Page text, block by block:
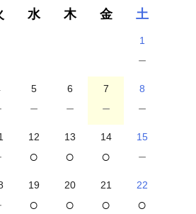
水 木 金 土
1
－
5
－
6
－
7
－
8
－
12
○
13
○
14
○
15
－
19
○
20
○
21
○
22
○